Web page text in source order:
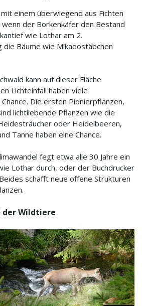
einem überwiegend aus Fichten
der Borkenkäfer den Bestand
wie Lothar am 2.
Bäume wie Mikadostäbchen
kann auf dieser Fläche
Lichteinfall haben viele
Die ersten Pionierpflanzen,
lichtliebende Pflanzen wie die
oder Heidelbeeren,
Tanne haben eine Chance.
fegt etwa alle 30 Jahre ein
Lothar durch, oder der Buchdrucker
schafft neue offene Strukturen
Wildtiere